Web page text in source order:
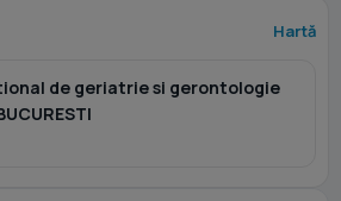
Hartă
de geriatrie si gerontologie